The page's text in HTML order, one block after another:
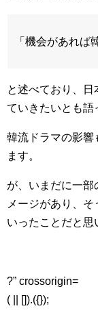
「機会があれば
と述べており、
ていきたいとも語
韓流ドラマの影響
ます。
が、いまだに一部
メージがあり、
いったことだと思
?” crossorigin=
( || []).({});